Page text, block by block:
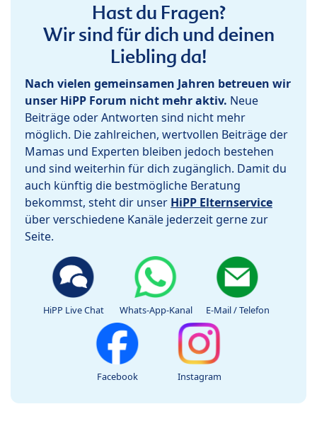
Hast du Fragen?
Wir sind für dich und deinen
Liebling da!
Nach vielen gemeinsamen Jahren betreuen wir
unser HiPP Forum nicht mehr aktiv. Neue
Beiträge oder Antworten sind nicht mehr
möglich. Die zahlreichen, wertvollen Beiträge der
Mamas und Experten bleiben jedoch bestehen
und sind weiterhin für dich zugänglich. Damit du
auch künftig die bestmögliche Beratung
bekommst, steht dir unser HiPP Elternservice
über verschiedene Kanäle jederzeit gerne zur
Seite.
HiPP Live Chat Whats-App-Kanal E-Mail / Telefon
Facebook Instagram